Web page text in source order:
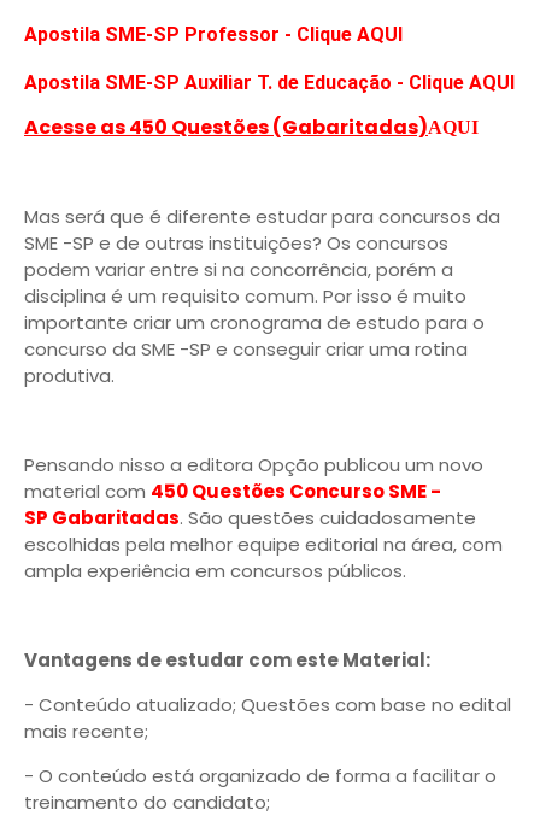
Apostila SME-SP Professor - Clique AQUI
Apostila SME-SP Auxiliar T. de Educação - Clique AQUI
Acesse as 450 Questões (Gabaritadas)AQUI
Mas será que é diferente estudar para concursos da
SME -SP e de outras instituições? Os concursos
podem variar entre si na concorrência, porém a
disciplina é um requisito comum. Por isso é muito
importante criar um cronograma de estudo para o
concurso da SME -SP e conseguir criar uma rotina
produtiva.
Pensando nisso a editora Opção publicou um novo
material com 450 Questões Concurso SME -
SP Gabaritadas. São questões cuidadosamente
escolhidas pela melhor equipe editorial na área, com
ampla experiência em concursos públicos.
Vantagens de estudar com este Material:
- Conteúdo atualizado; Questões com base no edital
mais recente;
- O conteúdo está organizado de forma a facilitar o
treinamento do candidato;